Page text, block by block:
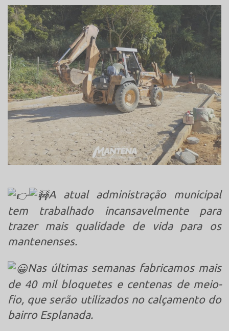
A atual administração municipal
tem trabalhado incansavelmente para
trazer mais qualidade de vida para os
mantenenses.
Nas últimas semanas fabricamos mais
de 40 mil bloquetes e centenas de meio-
fio, que serão utilizados no calçamento do
bairro Esplanada.